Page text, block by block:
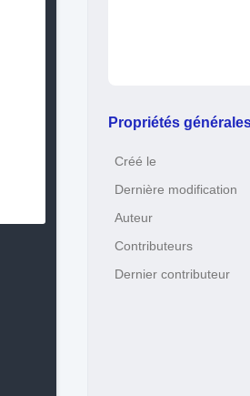
Propriétés
Créé le
Dernière modification
Auteur
Contributeurs
Dernier contributeur